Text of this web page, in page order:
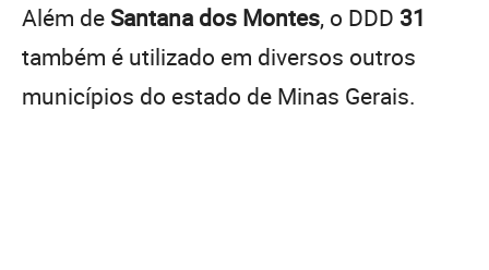
Além de Santana dos Montes, o DDD 31
também é utilizado em diversos outros
municípios do estado de Minas Gerais.